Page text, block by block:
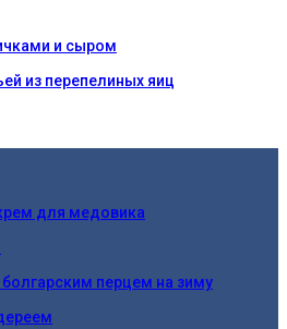
и сыром
из перепелиных яиц
для медовика
перцем на зиму